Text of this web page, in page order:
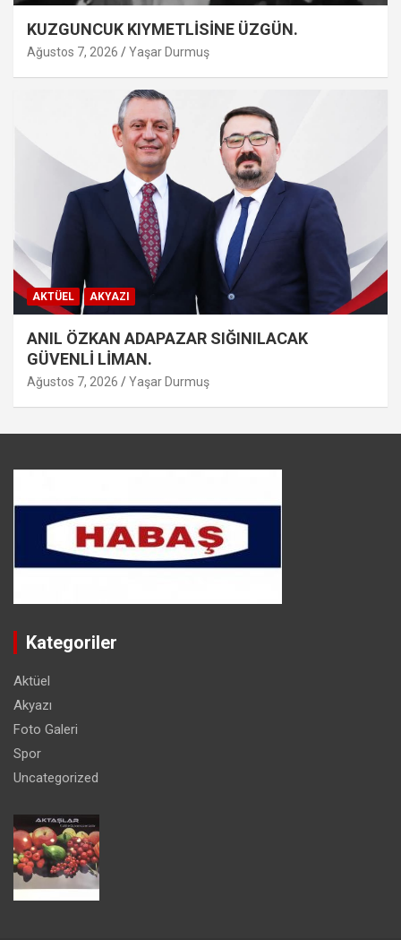
KUZGUNCUK KIYMETLİSİNE ÜZGÜN.
Ağustos 7, 2026 Yaşar Durmuş
AKTÜEL AKYAZI
ANIL ÖZKAN ADAPAZAR SIĞINILACAK
GÜVENLİ LİMAN.
Ağustos 7, 2026 Yaşar Durmuş
Kategoriler
Aktüel
Akyazı
Foto Galeri
Spor
Uncategorized